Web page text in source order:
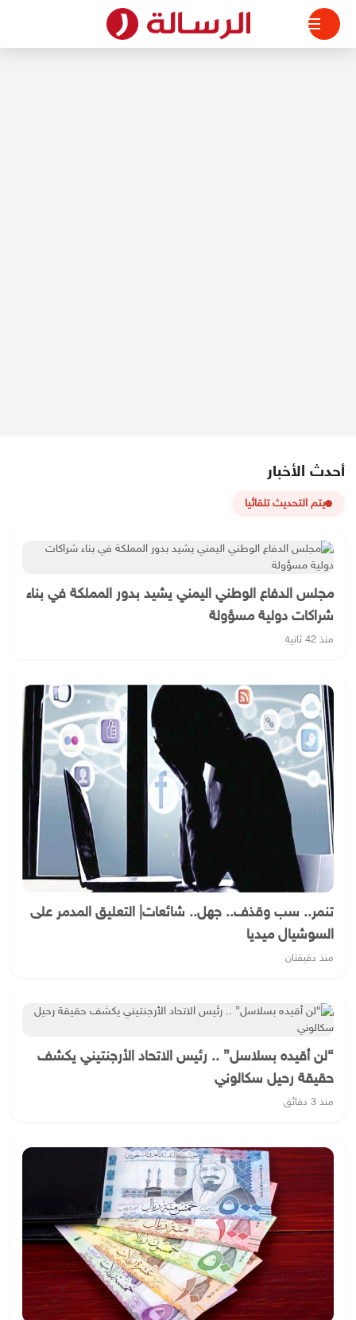
التجاوز
المحتوى
أحدث الأخبار
يتم التحديث تلقائيا
مجلس الدفاع الوطني اليمني يشيد بدور المملكة في بناء
شراكات دولية مسؤولة
منذ 42 ثانية
تنمر.. سب وقذف.. جهل.. شائعات| التعليق المدمر على
السوشيال ميديا
منذ دقيقتان
“لن أقيده بسلاسل” .. رئيس الاتحاد الأرجنتيني يكشف
حقيقة رحيل سكالوني
منذ 3 دقائق